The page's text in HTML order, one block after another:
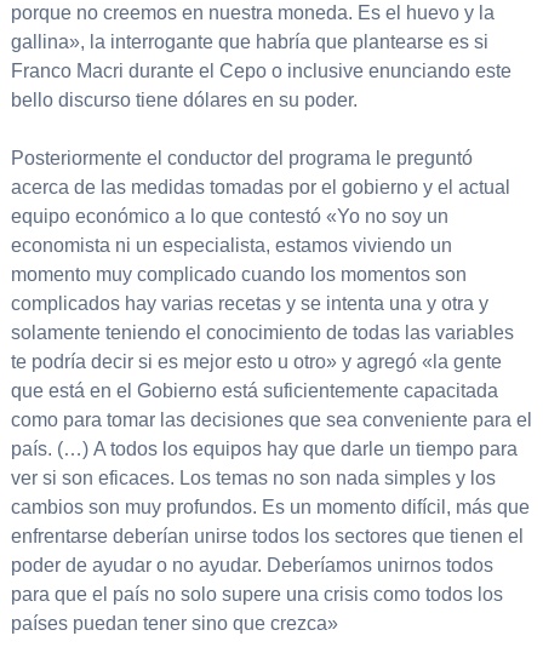
porque no creemos en nuestra moneda. Es el huevo y la
gallina», la interrogante que habría que plantearse es si
Franco Macri durante el Cepo o inclusive enunciando este
bello discurso tiene dólares en su poder.
Posteriormente el conductor del programa le preguntó
acerca de las medidas tomadas por el gobierno y el actual
equipo económico a lo que contestó «Yo no soy un
economista ni un especialista, estamos viviendo un
momento muy complicado cuando los momentos son
complicados hay varias recetas y se intenta una y otra y
solamente teniendo el conocimiento de todas las variables
te podría decir si es mejor esto u otro» y agregó «la gente
que está en el Gobierno está suficientemente capacitada
como para tomar las decisiones que sea conveniente para el
país. (…) A todos los equipos hay que darle un tiempo para
ver si son eficaces. Los temas no son nada simples y los
cambios son muy profundos. Es un momento difícil, más que
enfrentarse deberían unirse todos los sectores que tienen el
poder de ayudar o no ayudar. Deberíamos unirnos todos
para que el país no solo supere una crisis como todos los
países puedan tener sino que crezca»